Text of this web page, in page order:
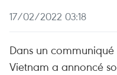
17/02/2022 03:18
Dans un
Vietnam a annoncé